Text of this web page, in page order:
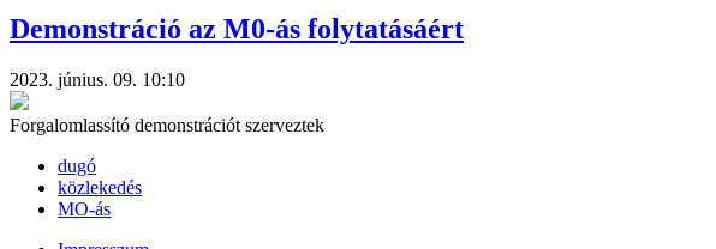
Demonstráció az M0-ás folytatásáért
2023. június. 09. 10:10
Forgalomlassító demonstrációt szerveztek
dugó
közlekedés
MO-ás